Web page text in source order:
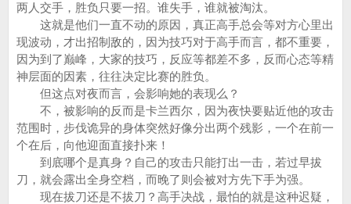
两人交手，胜负只要一招。谁失手，谁就被淘汰。
这就是他们一直不动的原因，真正高手总会等对方心里出
现波动，才出招制敌的，因为技巧对于高手而言，都不重要，
因为到了巅峰，大家的技巧，反应等都差不多，反而心态等精
神层面的因素，往往决定比赛的胜负。
但这点对夜而言，会影响她的表现么？
不，被影响的反而是卡兰西尔，因为夜快要贴近他的攻击
范围时，步伐诡异的身体突然好像分出两个残影，一个在前一
个在后，向他迎面直接扑来！
到底哪个是真身？自己的攻击只能打出一击，若过早拔
刀，就会露出全身空档，而晚了则会被对方先下手为强。
现在拔刀还是不拔刀？高手决战，最怕的就是这种迟疑，